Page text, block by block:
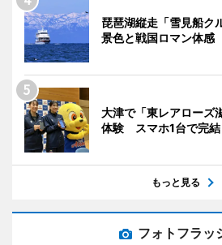
琵琶湖縦走「雪見船
景色と戦国ロマン体感
大津で「東レアローズ
体験 スマホ1台で完結
もっと見る
フォトフラッ